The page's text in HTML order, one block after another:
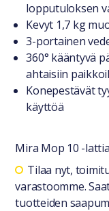
lopputuloksen
Kevyt 1,7 kg
3-portainen
360° kääntyvä
ahtaisiin
Konepestävät
käyttöä
Mira Mop 10 -
Tilaa nyt,
varastoomme.
tuotteiden